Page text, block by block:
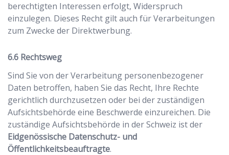
berechtigten Interessen erfolgt, Widerspruch
einzulegen. Dieses Recht gilt auch für Verarbeitungen
zum Zwecke der Direktwerbung.
Rechtsweg
Sind Sie von der Verarbeitung personenbezogener
Daten betroffen, haben Sie das Recht, Ihre Rechte
gerichtlich durchzusetzen oder bei der zuständigen
Aufsichtsbehörde eine Beschwerde einzureichen. Die
zuständige Aufsichtsbehörde in der Schweiz ist der
Eidgenössische Datenschutz- und
Öffentlichkeitsbeauftragte.